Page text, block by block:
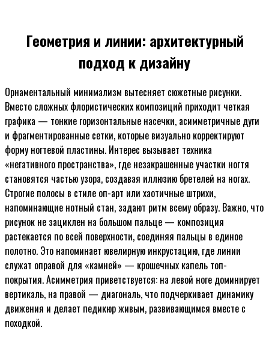
Геометрия и линии: архитектурный
подход к дизайну
Орнаментальный минимализм вытесняет сюжетные рисунки.
Вместо сложных флористических композиций приходит четкая
графика — тонкие горизонтальные насечки, асимметричные дуги
и фрагментированные сетки, которые визуально корректируют
форму ногтевой пластины. Интерес вызывает техника
«негативного пространства», где незакрашенные участки ногтя
становятся частью узора, создавая иллюзию бретелей на ногах.
Строгие полосы в стиле оп-арт или хаотичные штрихи,
напоминающие нотный стан, задают ритм всему образу. Важно, что
рисунок не зациклен на большом пальце — композиция
растекается по всей поверхности, соединяя пальцы в единое
полотно. Это напоминает ювелирную инкрустацию, где линии
служат оправой для «камней» — крошечных капель топ-
покрытия. Асимметрия приветствуется: на левой ноге доминирует
вертикаль, на правой — диагональ, что подчеркивает динамику
движения и делает педикюр живым, развивающимся вместе с
походкой.